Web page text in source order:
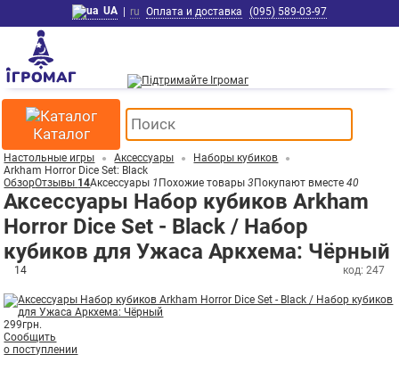
UA | ru Оплата и доставка (095) 589-03-97
Каталог
Настольные игры Аксессуары
Наборы кубиков
Arkham Horror Dice Set: Black
ОбзорОтзывы 14Аксессуары 1 Похожие товары3 Покупают вместе40
Аксессуары Набор кубиков Arkham
Horror Dice Set - Black / Набор
кубиков для Ужаса Аркхема: Чёрный
14 код: 247
299грн.
Сообщить
о поступлении